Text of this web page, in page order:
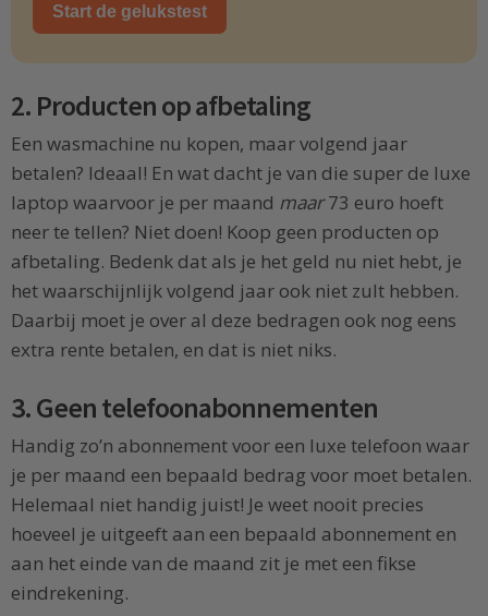
Start de gelukstest
2. Producten op afbetaling
Een wasmachine nu kopen, maar volgend jaar
betalen? Ideaal! En wat dacht je van die super de luxe
laptop waarvoor je per maand maar73 euro hoeft
neer te tellen? Niet doen! Koop geen producten op
afbetaling. Bedenk dat als je het geld nu niet hebt, je
het waarschijnlijk volgend jaar ook niet zult hebben.
Daarbij moet je over al deze bedragen ook nog eens
extra rente betalen, en dat is niet niks.
3. Geen telefoonabonnementen
Handig zo’n abonnement voor een luxe telefoon waar
je per maand een bepaald bedrag voor moet betalen.
Helemaal niet handig juist! Je weet nooit precies
hoeveel je uitgeeft aan een bepaald abonnement en
aan het einde van de maand zit je met een fikse
eindrekening.